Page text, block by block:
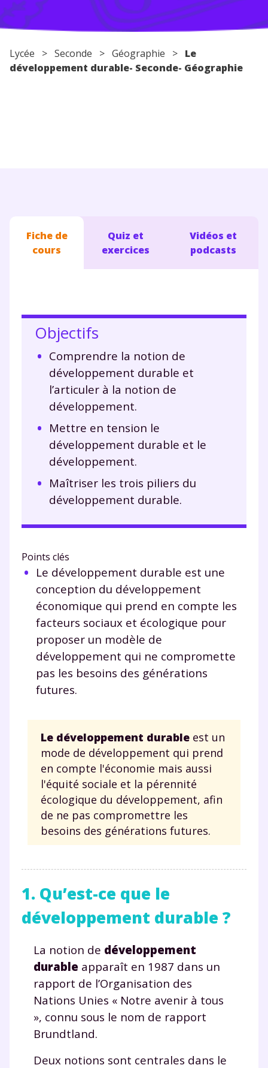
Conseils pour les parents
Lycée > Seconde > Géographie > Le
développement durable- Seconde- Géographie
Fiche de
cours
Quiz et
exercices
Vidéos et
podcasts
Objectifs
Comprendre la notion de
développement durable et
l’articuler à la notion de
développement.
Mettre en tension le
développement durable et le
développement.
Maîtriser les trois piliers du
développement durable.
Points clés
Le développement durable est une
conception du développement
économique qui prend en compte les
facteurs sociaux et écologique pour
proposer un modèle de
développement qui ne compromette
pas les besoins des générations
futures.
Le développement durable est un
mode de développement qui prend
en compte l'économie mais aussi
l'équité sociale et la pérennité
écologique du développement, afin
de ne pas compromettre les
besoins des générations futures.
1. Qu’est-ce que le
développement durable ?
La notion de développement
durable apparaît en 1987 dans un
rapport de l’Organisation des
Nations Unies « Notre avenir à tous
», connu sous le nom de rapport
Brundtland.
Deux notions sont centrales dans le